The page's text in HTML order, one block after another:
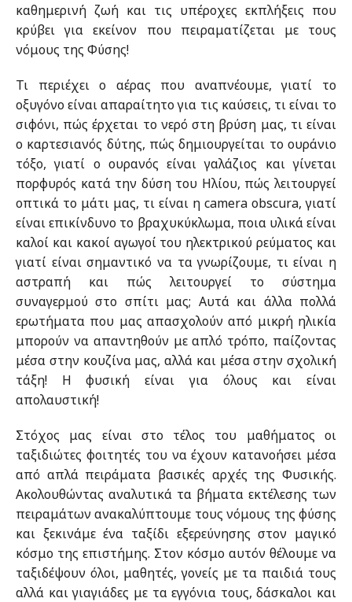
καθημερινή ζωή και τις υπέροχες εκπλήξεις που
κρύβει για εκείνον που πειραματίζεται με τους
νόμους της Φύσης!
Τι περιέχει ο αέρας που αναπνέουμε, γιατί το
οξυγόνο είναι απαραίτητο για τις καύσεις, τι είναι το
σιφόνι, πώς έρχεται το νερό στη βρύση μας, τι είναι
ο καρτεσιανός δύτης, πώς δημιουργείται το ουράνιο
τόξο, γιατί ο ουρανός είναι γαλάζιος και γίνεται
πορφυρός κατά την δύση του Ηλίου, πώς λειτουργεί
οπτικά το μάτι μας, τι είναι η camera obscura, γιατί
είναι επικίνδυνο το βραχυκύκλωμα, ποια υλικά είναι
καλοί και κακοί αγωγοί του ηλεκτρικού ρεύματος και
γιατί είναι σημαντικό να τα γνωρίζουμε, τι είναι η
αστραπή και πώς λειτουργεί το σύστημα
συναγερμού στο σπίτι μας; Αυτά και άλλα πολλά
ερωτήματα που μας απασχολούν από μικρή ηλικία
μπορούν να απαντηθούν με απλό τρόπο, παίζοντας
μέσα στην κουζίνα μας, αλλά και μέσα στην σχολική
τάξη! Η φυσική είναι για όλους και είναι
απολαυστική!
Στόχος μας είναι στο τέλος του μαθήματος οι
ταξιδιώτες φοιτητές του να έχουν κατανοήσει μέσα
από απλά πειράματα βασικές αρχές της Φυσικής.
Ακολουθώντας αναλυτικά τα βήματα εκτέλεσης των
πειραμάτων ανακαλύπτουμε τους νόμους της φύσης
και ξεκινάμε ένα ταξίδι εξερεύνησης στον μαγικό
κόσμο της επιστήμης. Στον κόσμο αυτόν θέλουμε να
ταξιδέψουν όλοι, μαθητές, γονείς με τα παιδιά τους
αλλά και γιαγιάδες με τα εγγόνια τους, δάσκαλοι και